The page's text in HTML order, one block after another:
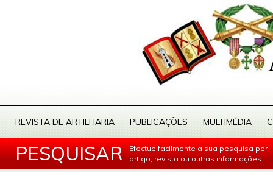
REVISTA DE ARTILHARIA PUBLICAÇÕES MULTIMÉDIA
PESQUISAR
Efectue facilmente a sua pesquisa por
artigo, revista ou outras informações...